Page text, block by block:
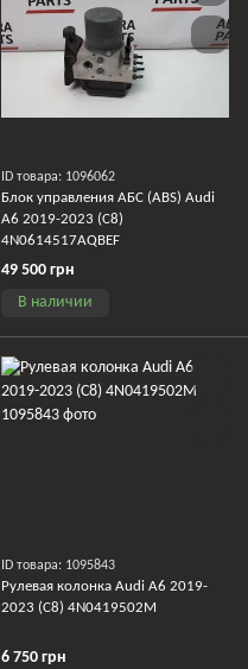
ID товара: 1096062
Блок управления АБС (ABS) Audi
A6 2019-2023 (C8)
4N0614517AQBEF
49 500 грн
В наличии
ID товара: 1095843
Рулевая колонка Audi A6 2019-
2023 (C8) 4N0419502M
6 750 грн